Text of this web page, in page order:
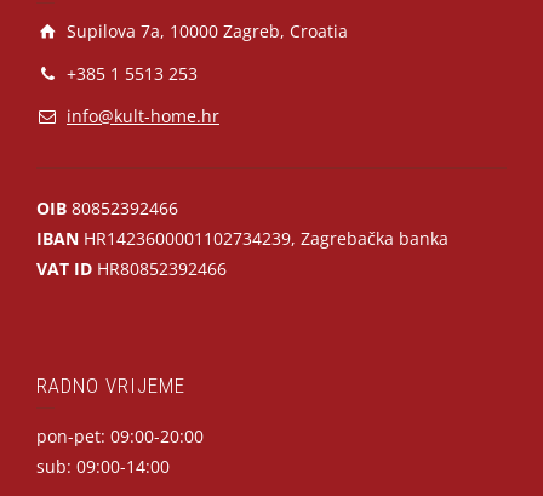
Supilova 7a, 10000 Zagreb, Croatia
+385 1 5513 253
info@kult-home.hr
OIB 80852392466
IBAN HR1423600001102734239, Zagrebačka banka
VAT ID HR80852392466
RADNO VRIJEME
pon-pet: 09:00-20:00
sub: 09:00-14:00